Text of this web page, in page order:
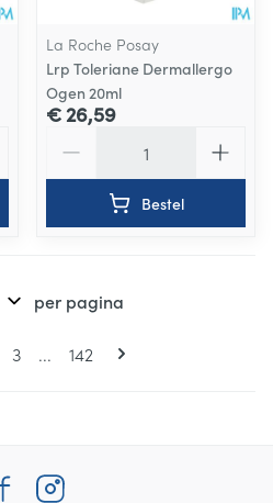
La Roche Posay
Lrp Toleriane Dermallergo
Ogen 20ml
€ 26,59
Bestel
Pagina's
momenteel pagina
Pagina
3 ... Pagina
142
per pagina